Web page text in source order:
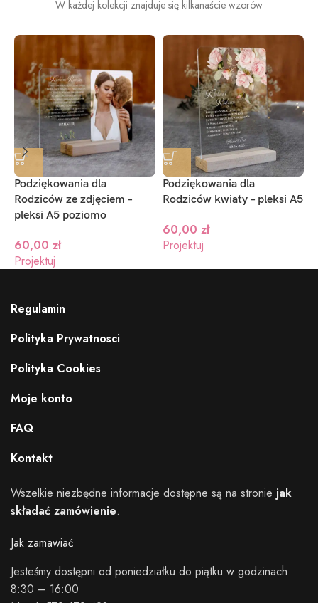
W każdej kolekcji znajduje się kilkanaście wzorów
Podziękowania dla
Rodziców ze zdjęciem –
pleksi A5 poziomo
60,00 zł
Projektuj
Podziękowania dla
Rodziców kwiaty – pleksi A5
60,00 zł
Projektuj
Regulamin
Polityka Prywatnosci
Polityka Cookies
Moje konto
FAQ
Kontakt
Wszelkie niezbędne informacje dostępne są na stronie jak
składać zamówienie.
Jak zamawiać
Jesteśmy dostępni od poniedziałku do piątku w godzinach
8:30 – 16:00